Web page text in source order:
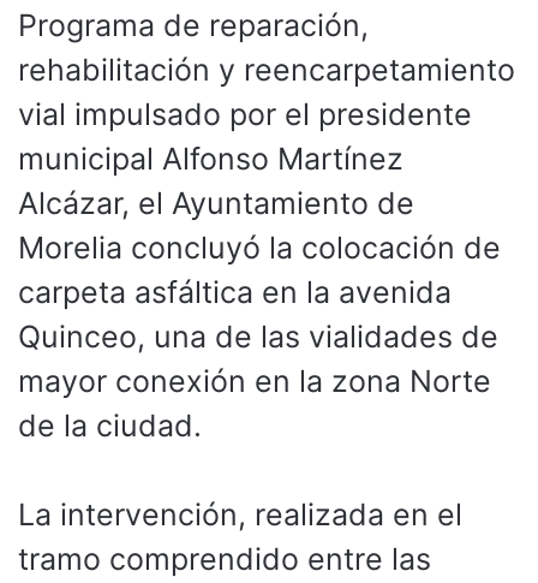
Programa de reparación,
rehabilitación y reencarpetamiento
vial impulsado por el presidente
municipal Alfonso Martínez
Alcázar, el Ayuntamiento de
Morelia concluyó la colocación de
carpeta asfáltica en la avenida
Quinceo, una de las vialidades de
mayor conexión en la zona Norte
de la ciudad.
La intervención, realizada en el
tramo comprendido entre las